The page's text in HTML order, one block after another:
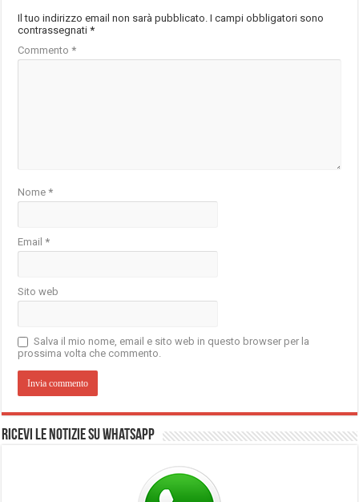
Il tuo indirizzo email non sarà pubblicato. I campi obbligatori sono
contrassegnati*
Commento*
Nome*
Email*
Sito web
Salva il mio nome, email e sito web in questo browser per la
prossima volta che commento.
Ricevi le notizie su Whatsapp